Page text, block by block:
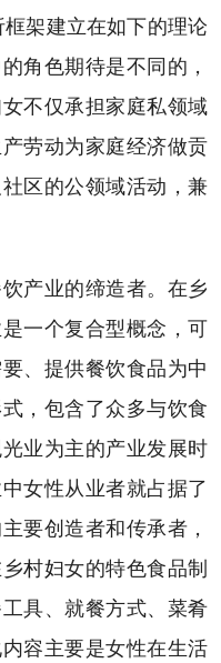
架建立在如下的理论
角色期待是不同的，
不仅承担家庭私领域
劳动为家庭经济做贡
区的公领域活动，兼
产业的缔造者。在乡
一个复合型概念，可
、提供餐饮食品为中
，包含了众多与饮食
业为主的产业发展时
女性从业者就占据了
要创造者和传承者，
村妇女的特色食品制
具、就餐方式、菜肴
容主要是女性在生活